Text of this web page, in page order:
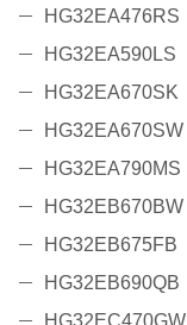
HG32EA476RS
HG32EA590LS
HG32EA670SK
HG32EA670SW
HG32EA790MS
HG32EB670BW
HG32EB675FB
HG32EB690QB